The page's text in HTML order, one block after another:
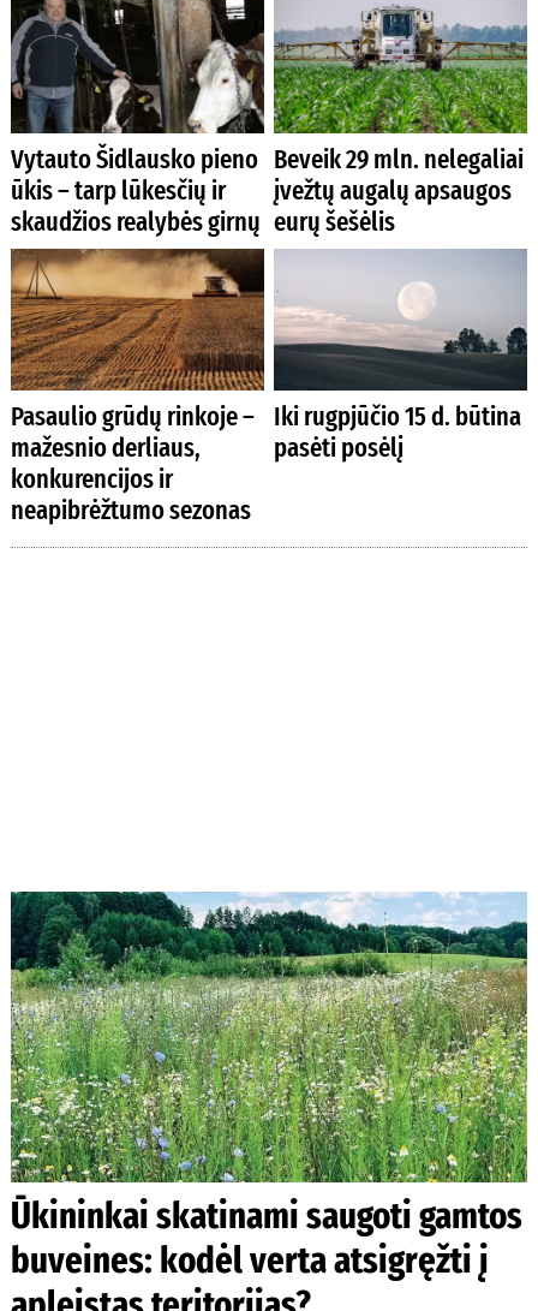
Vytauto Šidlausko pieno
ūkis – tarp lūkesčių ir
skaudžios realybės girnų
Beveik 29 mln. nelegaliai
įvežtų augalų apsaugos
eurų šešėlis
Pasaulio grūdų rinkoje –
mažesnio derliaus,
konkurencijos ir
neapibrėžtumo sezonas
Iki rugpjūčio 15 d. būtina
pasėti posėlį
Ūkininkai skatinami saugoti gamtos
buveines: kodėl verta atsigręžti į